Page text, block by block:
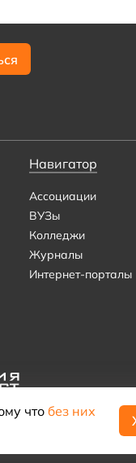
что без них
Навигатор
Ассоциации
ВУЗы
Колледжи
Журналы
Интернет-порталы